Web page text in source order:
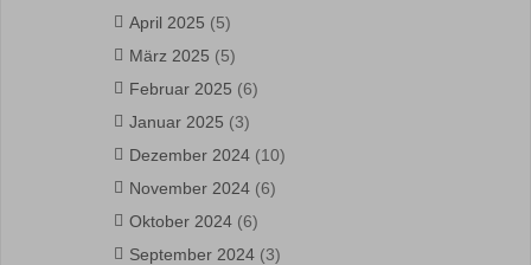
April 2025 (5)
März 2025 (5)
Februar 2025 (6)
Januar 2025 (3)
Dezember 2024 (10)
November 2024 (6)
Oktober 2024 (6)
September 2024 (3)